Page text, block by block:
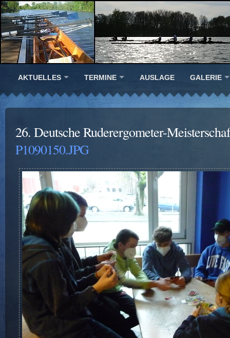
AKTUELLES TERMINE AUSLAGE GALERIE
26. Deutsche Ruderergometer-
P1090150.JPG